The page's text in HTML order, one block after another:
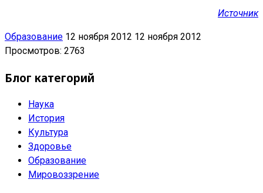
Источник
Образование 12 ноября 2012 12 ноября 2012
Просмотров: 2763
Блог категорий
Наука
История
Культура
Здоровье
Образование
Мировоззрение